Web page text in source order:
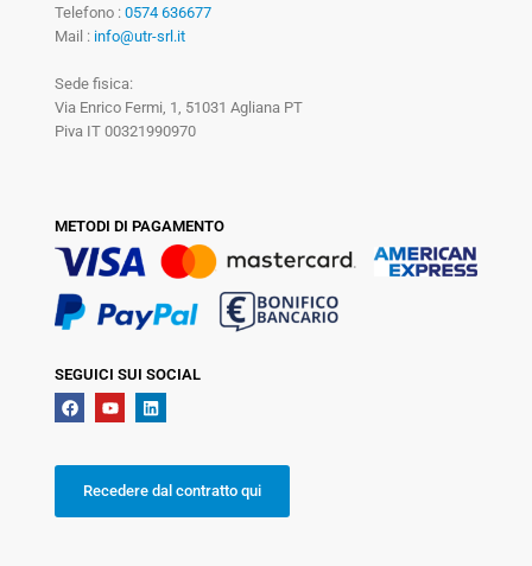
Telefono : 0574 636677
Mail : info@utr-srl.it
Sede fisica:
Via Enrico Fermi, 1, 51031 Agliana PT
Piva IT 00321990970
METODI DI PAGAMENTO
SEGUICI SUI SOCIAL
Recedere dal contratto qui